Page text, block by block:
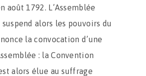
août 1792. L’Assemblée
alors les pouvoirs du
la convocation d’une
: la Convention
alors élue au suffrage